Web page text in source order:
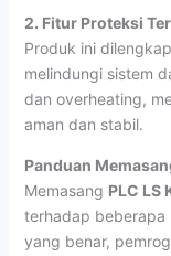
2. Fitur Proteksi
Produk ini
melindungi sistem
dan overheating,
aman dan stabil.
Panduan
Memasang PLC LS
terhadap beberapa
yang benar,